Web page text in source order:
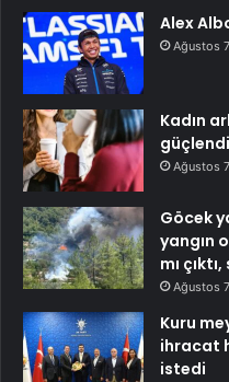
Alex
Ağustos
Kadın
Ağustos
Göcek
yangın
mı
Ağustos
Kuru
ihracat
istedi